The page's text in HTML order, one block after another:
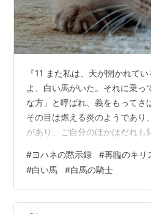
『11 また私は、天が開かれて
よ、白い馬がいた。それに乗っ
な方」と呼ばれ、義をもってさ
その目は燃える炎のようであり
があり、ご自分のほかはだれも
のことば」と呼ばれていた。14
麻布を着て、白い馬に乗って彼
の口からは、諸国の民を打つた
鉄の杖で彼らを牧するのは、こ
#ヨハネの黙示録 #再臨のキリ
#白い馬 #白馬の騎士